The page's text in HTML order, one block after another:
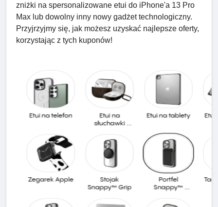
zniżki na spersonalizowane etui do iPhone'a 13 Pro
Max lub dowolny inny nowy gadżet technologiczny.
Przyjrzyjmy się, jak możesz uzyskać najlepsze oferty,
korzystając z tych kuponów!